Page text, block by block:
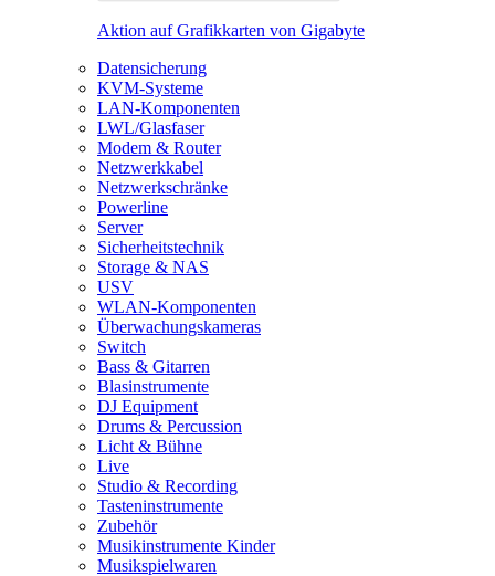
Aktion auf Grafikkarten von Gigabyte
Datensicherung
KVM-Systeme
LAN-Komponenten
LWL/Glasfaser
Modem & Router
Netzwerkkabel
Netzwerkschränke
Powerline
Server
Sicherheitstechnik
Storage & NAS
USV
WLAN-Komponenten
Überwachungskameras
Switch
Bass & Gitarren
Blasinstrumente
DJ Equipment
Drums & Percussion
Licht & Bühne
Live
Studio & Recording
Tasteninstrumente
Zubehör
Musikinstrumente Kinder
Musikspielwaren